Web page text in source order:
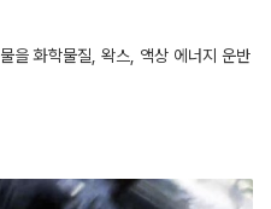
을 화학물질, 왁스, 액상 에너지 운반